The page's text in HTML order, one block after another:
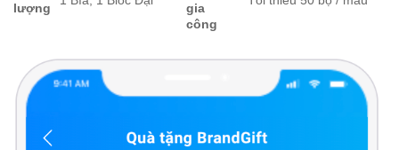
lượng
gia
công